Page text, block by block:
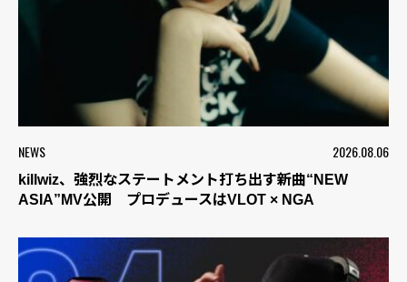
NEWS 2026.08.06
killwiz、強烈なステートメント打ち出す新曲“NEW
ASIA”MV公開 プロデュースはVLOT × NGA